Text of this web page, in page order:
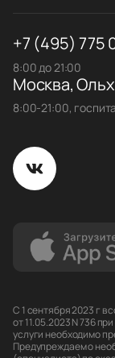
+7 (495) 775
8:00 до 21:00
Москва,
8:00-21:00,
С 1 сентября 2023 г в
от 11.05.2023 N 736
услуги необходимо
Предупреждаем о